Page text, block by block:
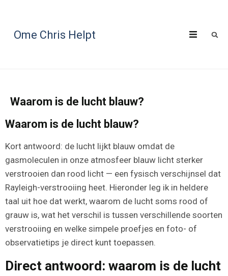
Ome Chris Helpt
Waarom is de lucht blauw?
Waarom is de lucht blauw?
Kort antwoord: de lucht lijkt blauw omdat de
gasmoleculen in onze atmosfeer blauw licht sterker
verstrooien dan rood licht — een fysisch verschijnsel dat
Rayleigh-verstrooiing heet. Hieronder leg ik in heldere
taal uit hoe dat werkt, waarom de lucht soms rood of
grauw is, wat het verschil is tussen verschillende soorten
verstrooiing en welke simpele proefjes en foto- of
observatietips je direct kunt toepassen.
Direct antwoord: waarom is de lucht